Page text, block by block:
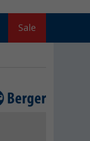
Sale